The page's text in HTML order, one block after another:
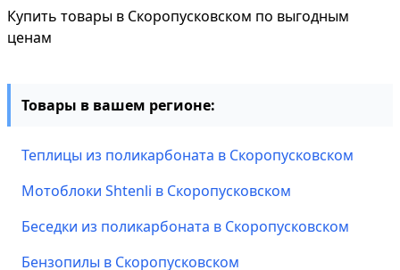
Купить товары в Скоропусковском по выгодным
ценам
Товары в вашем регионе:
Теплицы из поликарбоната в Скоропусковском
Мотоблоки Shtenli в Скоропусковском
Беседки из поликарбоната в Скоропусковском
Бензопилы в Скоропусковском